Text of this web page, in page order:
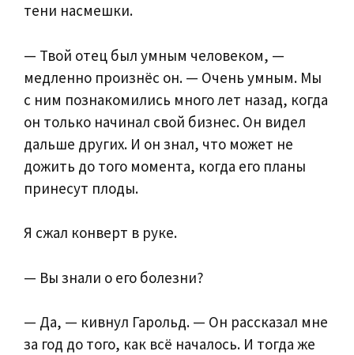
тени насмешки.
— Твой отец был умным человеком, —
медленно произнёс он. — Очень умным. Мы
с ним познакомились много лет назад, когда
он только начинал свой бизнес. Он видел
дальше других. И он знал, что может не
дожить до того момента, когда его планы
принесут плоды.
Я сжал конверт в руке.
— Вы знали о его болезни?
— Да, — кивнул Гарольд. — Он рассказал мне
за год до того, как всё началось. И тогда же